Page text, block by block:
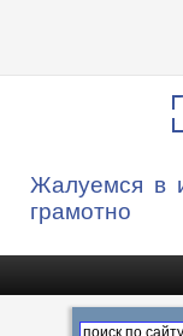
Жалуемся в
грамотно